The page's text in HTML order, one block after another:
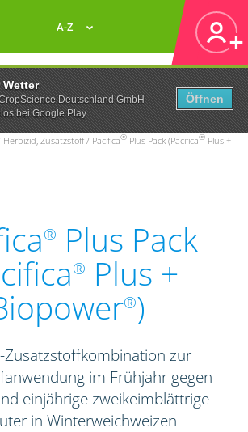
Wetter
Deutschland GmbH
bei Google Play
Öffnen
A-Z
Zusatzstoff / Pacifica® Plus Pack (Pacifica® Plus +
® Plus Pack
® Plus +
®)
Zusatzstoffkombination zur
im Frühjahr gegen
einjährige zweikeimblättrige
in Winterweichweizen